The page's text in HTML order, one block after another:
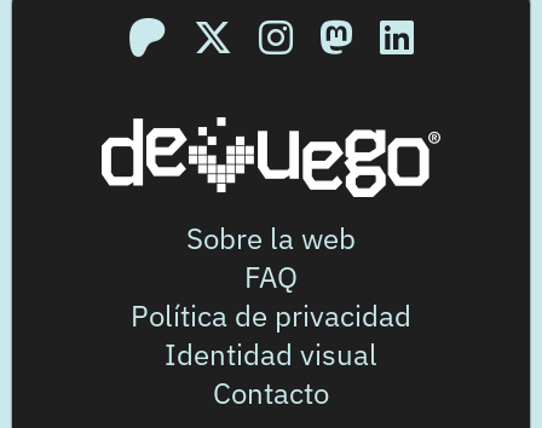
Sobre la web
FAQ
Política de privacidad
Identidad visual
Contacto